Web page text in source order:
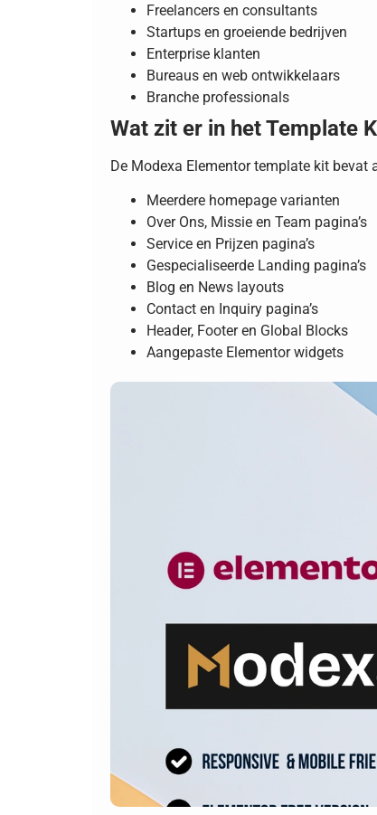
Freelancers en consultants
Startups en groeiende bedrijven
Enterprise klanten
Bureaus en web ontwikkelaars
Branche professionals
Wat zit er in het Template
De Modexa Elementor template kit bevat
Meerdere homepage varianten
Over Ons, Missie en Team pagina’s
Service en Prijzen pagina’s
Gespecialiseerde Landing pagina’s
Blog en News layouts
Contact en Inquiry pagina’s
Header, Footer en Global Blocks
Aangepaste Elementor widgets